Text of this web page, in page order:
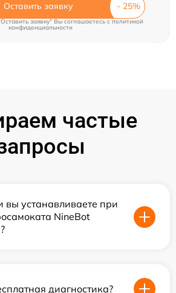
Оставить заявку
заявку" Вы соглашаетесь c политикой
конфиденциальности
частые
вы устанавливаете при
NineBot
диагностика?